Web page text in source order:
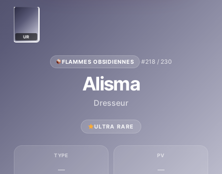
UR
FLAMMES OBSIDIENNES ·#218 / 230
Alisma
Dresseur
ULTRA RARE
TYPE
—
PV
—